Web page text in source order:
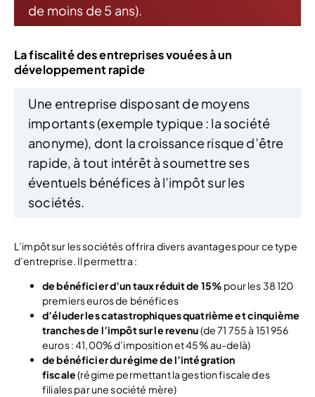
de moins de 5 ans).
La fiscalité des entreprises vouées à un
développement rapide
Une entreprise disposant de moyens
importants (exemple typique : la société
anonyme), dont la croissance risque d’être
rapide, à tout intérêt à soumettre ses
éventuels bénéfices à l’impôt sur les
sociétés.
L’impôt sur les sociétés offrira divers avantages pour ce type
d’entreprise. Il permettra :
de bénéficier d’un taux réduit de 15% pour les 38 120
premiers euros de bénéfices
d’éluder les catastrophiques quatrième et cinquième
tranches de l’impôt sur le revenu(de 71 755 à 151 956
euros : 41,00% d’imposition et 45% au-delà)
de bénéficier du régime de l’intégration
fiscale(régime permettant la gestion fiscale des
filiales par une société mère)